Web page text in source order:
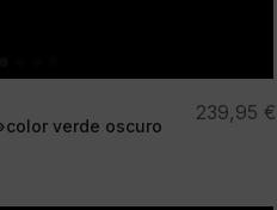
verde oscuro
239,95 €